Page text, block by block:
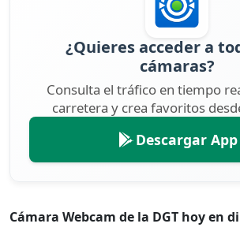
¿Quieres acceder a
cámaras?
Consulta el tráfico en tiempo
carretera y crea favoritos
Descargar App
Cámara Webcam de la DGT hoy en